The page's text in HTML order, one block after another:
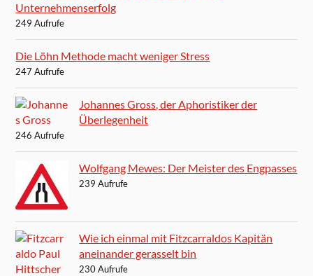
Unternehmenserfolg
249 Aufrufe
Die Löhn Methode macht weniger Stress
247 Aufrufe
Johannes Gross, der Aphoristiker der
Überlegenheit
246 Aufrufe
Wolfgang Mewes: Der Meister des Engpasses
239 Aufrufe
Wie ich einmal mit Fitzcarraldos Kapitän
aneinander gerasselt bin
230 Aufrufe